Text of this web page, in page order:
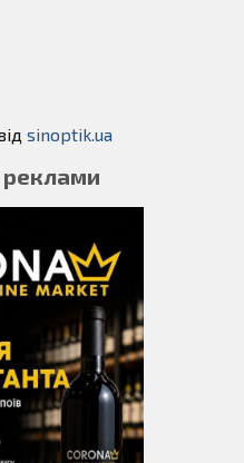
sinoptik.ua
реклами